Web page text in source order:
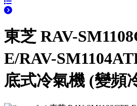
東芝 RAV-
E/RAV-
底式冷氣機 (變頻